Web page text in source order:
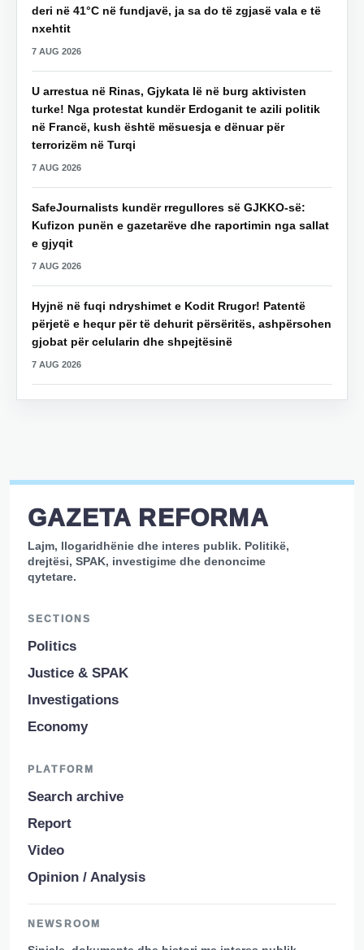
deri në 41°C në fundjavë, ja sa do të zgjasë vala e të
nxehtit
7 AUG 2026
U arrestua në Rinas, Gjykata lë në burg aktivisten
turke! Nga protestat kundër Erdoganit te azili politik
në Francë, kush është mësuesja e dënuar për
terrorizëm në Turqi
7 AUG 2026
SafeJournalists kundër rregullores së GJKKO-së:
Kufizon punën e gazetarëve dhe raportimin nga sallat
e gjyqit
7 AUG 2026
Hyjnë në fuqi ndryshimet e Kodit Rrugor! Patentë
përjetë e hequr për të dehurit përsëritës, ashpërsohen
gjobat për celularin dhe shpejtësinë
7 AUG 2026
GAZETA REFORMA
Lajm, llogaridhënie dhe interes publik. Politikë,
drejtësi, SPAK, investigime dhe denoncime
qytetare.
SECTIONS
Politics
Justice & SPAK
Investigations
Economy
PLATFORM
Search archive
Report
Video
Opinion / Analysis
NEWSROOM